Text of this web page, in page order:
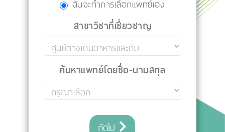
ฉันจะทำการเลือกแพทย์เอง
สาขาวิชาที่เชี่ยวชาญ
ค้นหาแพทย์โดยชื่อ-นามสกุล
ถัดไป